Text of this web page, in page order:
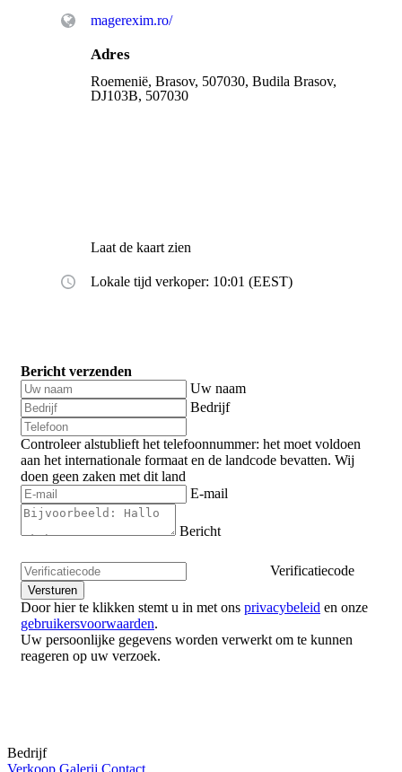
magerexim.ro/
Adres
Roemenië, Brasov, 507030, Budila Brasov,
DJ103B, 507030
Laat de kaart zien
Lokale tijd verkoper: 10:01 (EEST)
Bericht verzenden
Uw naam
Bedrijf
Controleer alstublieft het telefoonnummer: het moet voldoen
aan het internationale formaat en de landcode bevatten. Wij
doen geen zaken met dit land
E-mail
Bericht
Verificatiecode
Door hier te klikken stemt u in met ons privacybeleid en onze
gebruikersvoorwaarden.
Uw persoonlijke gegevens worden verwerkt om te kunnen
reageren op uw verzoek.
Bedrijf
Verkoop Galerij Contact